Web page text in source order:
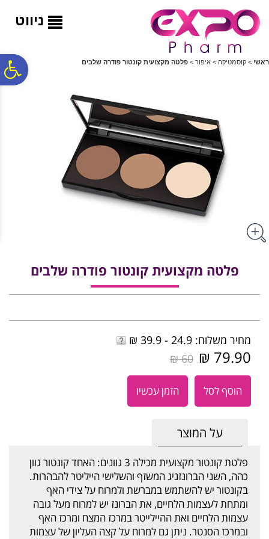
ניווט
ראשי > קוסמטיקה > איפור > פלטה מקצועית קונטור פודרה שלבים
פלטה מקצועית קונטור פודרה שלבים
מחיר משלוח: 24.9 - 39.9 ₪
79.90 ₪
60 ₪
הוסף לסל הזמן עכשיו
על המוצר
פלטת קונטור מקצועית מכילה 3 גוונים: האחד קונטור גוון
כהה, השני הברונזניג המשזף והשלישי הייליטר להבהרות.
בקונטור יש להשתמש במברשת ולמרוח על צידי האף
ומתחת לעצמות הלחיים, את הברונז יש למרוח מעל גובה
עצמות הלחיים ואת ההיילייטר במרכז המצח ומרכז האף
ובמרכז הסנטר. ניתן גם למרוח על קצה העליון של עצמות